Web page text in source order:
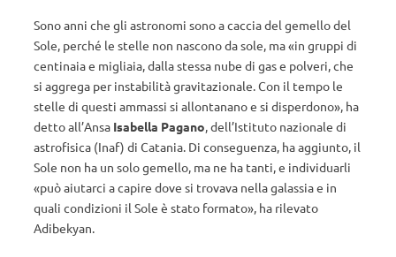
Sono anni che gli astronomi sono a caccia del gemello del
Sole, perché le stelle non nascono da sole, ma «in gruppi di
centinaia e migliaia, dalla stessa nube di gas e polveri, che
si aggrega per instabilità gravitazionale. Con il tempo le
stelle di questi ammassi si allontanano e si disperdono», ha
detto all’Ansa Isabella Pagano, dell’Istituto nazionale di
astrofisica (Inaf) di Catania. Di conseguenza, ha aggiunto, il
Sole non ha un solo gemello, ma ne ha tanti, e individuarli
«può aiutarci a capire dove si trovava nella galassia e in
quali condizioni il Sole è stato formato», ha rilevato
Adibekyan.